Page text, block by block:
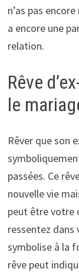
n’as pas
a encore une
relation.
Rêve
le
Rêver que son
passées. Ce
nouvelle vie
peut être votre
ressentez dans
symbolise à la
rêve peut